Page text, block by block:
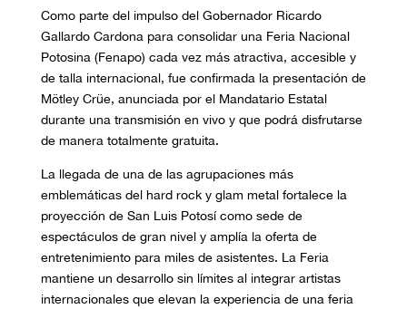
Como parte del impulso del Gobernador Ricardo
Gallardo Cardona para consolidar una Feria Nacional
Potosina (Fenapo) cada vez más atractiva, accesible y
de talla internacional, fue confirmada la presentación de
Mötley Crüe, anunciada por el Mandatario Estatal
durante una transmisión en vivo y que podrá disfrutarse
de manera totalmente gratuita.
La llegada de una de las agrupaciones más
emblemáticas del hard rock y glam metal fortalece la
proyección de San Luis Potosí como sede de
espectáculos de gran nivel y amplía la oferta de
entretenimiento para miles de asistentes. La Feria
mantiene un desarrollo sin límites al integrar artistas
internacionales que elevan la experiencia de una feria